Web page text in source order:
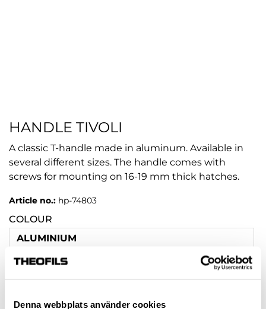
Denna webbplats använder cookies
HANDLE TIVOLI
A classic T-handle made in aluminum. Available in
several different sizes. The handle comes with
screws for mounting on 16-19 mm thick hatches.
Article no.: hp-74803
COLOUR
ALUMINIUM
HOLE SPACING (MM)